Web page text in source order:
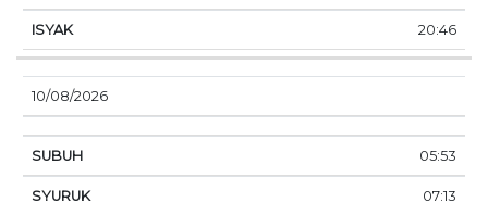
20:46
10/08/2026
05:53
07:13